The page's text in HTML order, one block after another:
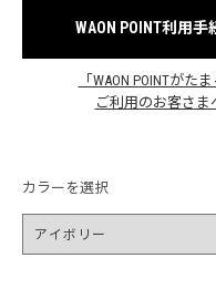
WAON POINT利用
「WAON POINTがた
ご利用のお客さま
カラーを選択